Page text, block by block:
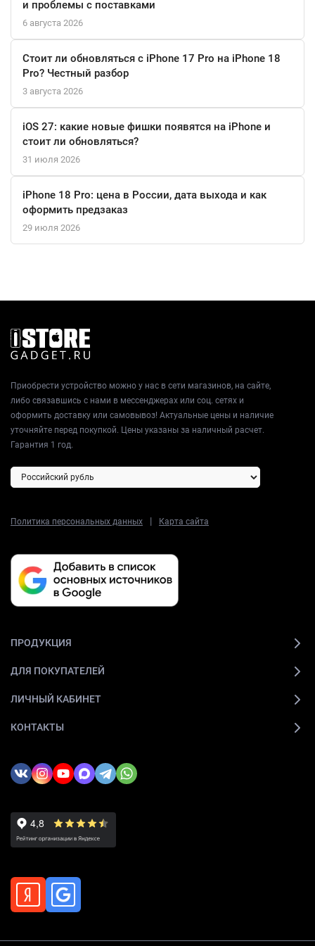
насадки, что делает уборку еще более эффективной.
Поворотная труба пылесоса обеспечивает доступ даже в
пространство под мебелью. Теперь уборка не будет вызывать
и проблемы с поставками
6 августа 2026
Стоит ли обновляться с iPhone 17 Pro на iPhone 18
Pro? Честный разбор
3 августа 2026
iOS 27: какие новые фишки появятся на iPhone и
стоит ли обновляться?
31 июля 2026
iPhone 18 Pro: цена в России, дата выхода и как
оформить предзаказ
29 июля 2026
Приобрести устройство можно у нас в сети магазинов, на сайте,
либо связавшись с нами в мессенджерах или соц. сетях и
оформить доставку или самовывоз! Актуальные цены и наличие
уточняйте перед покупкой. Цены указаны за наличный расчет.
Гарантия 1 год.
Политика персональных данных | Карта сайта
ПРОДУКЦИЯ
ДЛЯ ПОКУПАТЕЛЕЙ
ЛИЧНЫЙ КАБИНЕТ
КОНТАКТЫ